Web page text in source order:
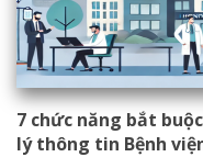
7 chức năng bắt
lý thông tin Bệnh